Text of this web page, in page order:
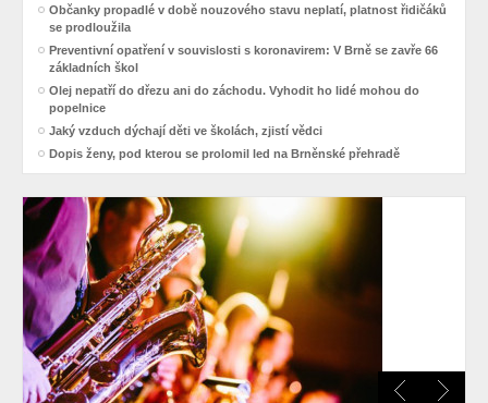
Občanky propadlé v době nouzového stavu neplatí, platnost řidičáků
se prodloužila
Preventivní opatření v souvislosti s koronavirem: V Brně se zavře 66
základních škol
Olej nepatří do dřezu ani do záchodu. Vyhodit ho lidé mohou do
popelnice
Jaký vzduch dýchají děti ve školách, zjistí vědci
Dopis ženy, pod kterou se prolomil led na Brněnské přehradě